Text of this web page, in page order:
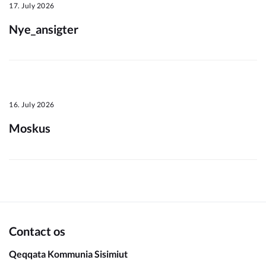
17. July 2026
Nye_ansigter
16. July 2026
Moskus
Contact os
Qeqqata Kommunia Sisimiut